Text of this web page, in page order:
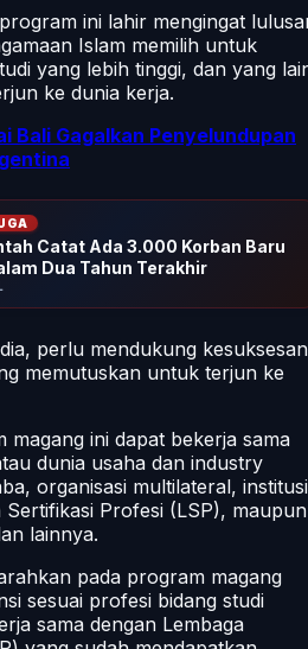
ini lahir mengingat
Islam memilih untuk
yang lebih tinggi, dan yang
ke dunia kerja.
Bali Gagalkan Penyelundupan
Catat Ada 3.000 Korban Baru
Dua Tahun Terakhir
perlu mendukung kesuksesan
memutuskan untuk terjun ke
ini dapat bekerja sama
dunia usaha dan industry
organisasi multilateral, institusi
Sertifikasi Profesi (LSP), maupun
lainnya.
pada program magang
sesuai profesi bidang studi
sama dengan Lembaga